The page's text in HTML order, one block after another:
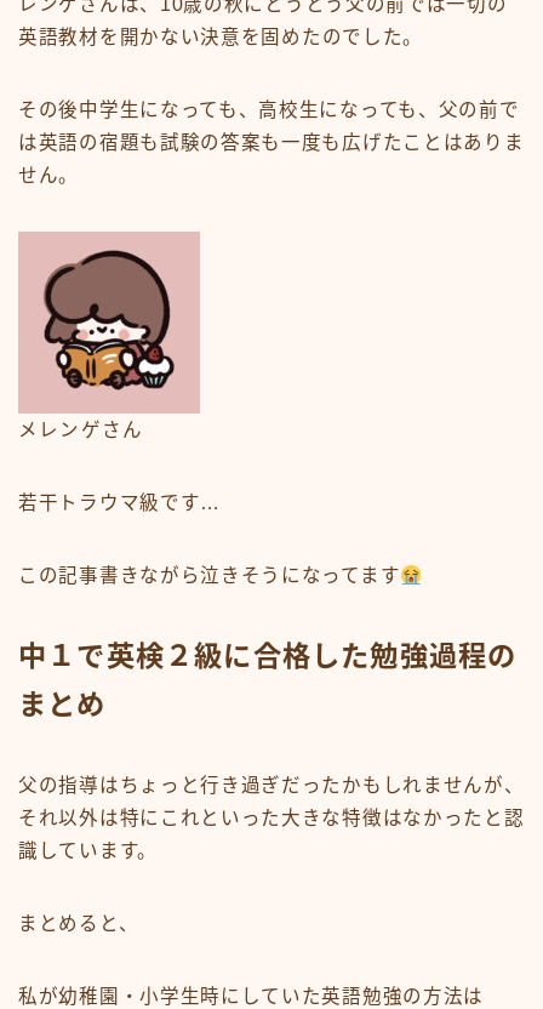
レンゲさんは、 10歳の秋にとうとう父の前では一切の
英語教材を開かない決意を固めたのでした。
その後中学生になっても、高校生になっても、父の前で
は英語の宿題も試験の答案も一度も広げたことはありま
せん。
メレンゲさん
若干トラウマ級です…
この記事書きながら泣きそうになってます
中１で英検２級に合格した勉強過程の
まとめ
父の指導はちょっと行き過ぎだったかもしれませんが、
それ以外は特にこれといった大きな特徴はなかったと認
識しています。
まとめると、
私が幼稚園・小学生時にしていた英語勉強の方法は